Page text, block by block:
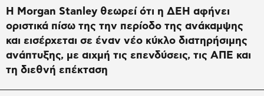
Η Morgan Stanley θεωρεί ότι η ΔΕΗ αφήνει
οριστικά πίσω της την περίοδο της ανάκαμψης
και εισέρχεται σε έναν νέο κύκλο διατηρήσιμης
ανάπτυξης, με αιχμή τις επενδύσεις, τις ΑΠΕ και
τη διεθνή επέκταση